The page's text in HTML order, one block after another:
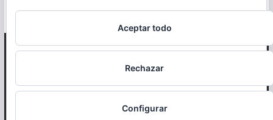
Correr en La Rioja
Otro proyecto deMiRioja
Aceptar todo
Rechazar
Configurar